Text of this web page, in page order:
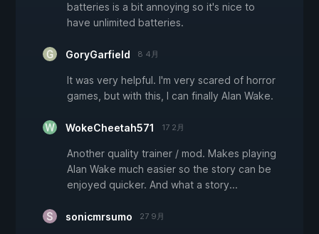
batteries is a bit annoying so it's nice to
have unlimited batteries.
GoryGarfield 8 4月
It was very helpful. I'm very scared of horror
games, but with this, I can finally Alan Wake.
WokeCheetah571 17 2月
Another quality trainer / mod. Makes playing
Alan Wake much easier so the story can be
enjoyed quicker. And what a story...
sonicmrsumo 27 9月